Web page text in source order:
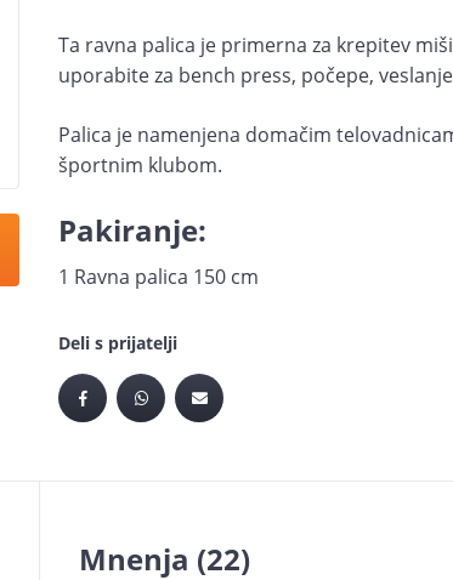
Ta ravna palica je primerna za krepitev
uporabite za bench press, počepe,
Palica je namenjena domačim
športnim klubom.
Pakiranje:
1 Ravna palica 150 cm
Deli s prijatelji
Mnenja (22)